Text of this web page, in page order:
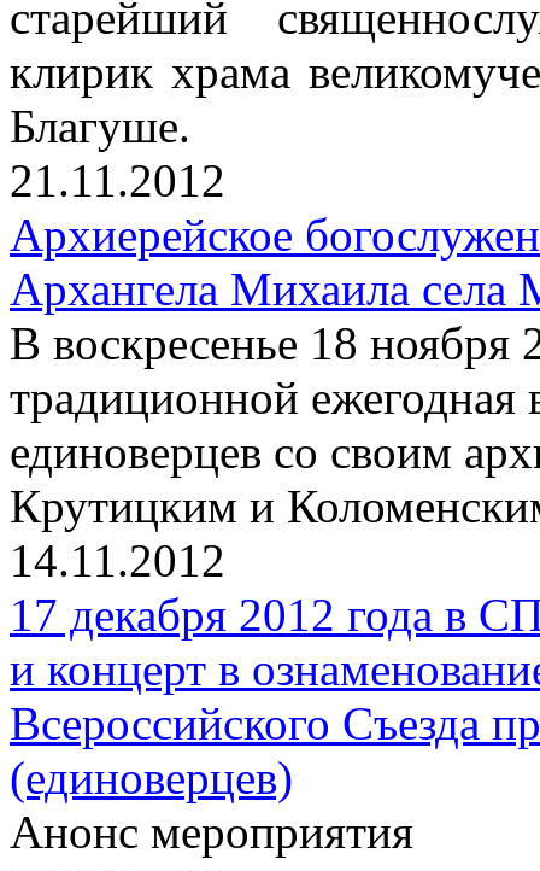
старейший
клирик храма
Благуше.
21.11.2012
Архиерейское
Архангела Михаила села
В воскресенье 18 ноября
традиционной ежегодная
единоверцев со своим
Крутицким и
14.11.2012
17 декабря 2012 года в
и концерт в
Всероссийского Съезда
(единоверцев)
Анонс мероприятия